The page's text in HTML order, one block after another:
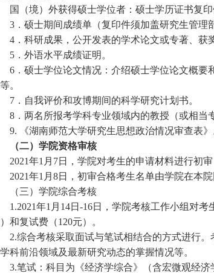
国（境）外获得硕士学位者：硕士学历证书复
3．硕士期间成绩单（复印件须加盖研究生管理
4．科研成果，公开发表的学术论文或专著、获
5．外语水平成绩证明。
6．硕士学位论文情况：介绍硕士学位论文概
。
7．自我评价和攻博期间的科学研究计划书。
8．两名所报考学科专业领域内的教授（或相当
9. 《湖南师范大学研究生思想政治情况审查表》
（二）学院资格审核
2021年1月7日
，学院对考生的申请材料进行初
2021年1月 8日，初审合格考生名单由学院在本
（三） 学院综合考核
1.2021年1月14日-16日，学院考核工作小组对
和复试费（120元）。
2.综合考核采取面试与笔试相结合的方式进行
科前沿领域及最新研究动态的掌握情况等。
3.笔试：科目为《经济学综合》（含宏微观经济